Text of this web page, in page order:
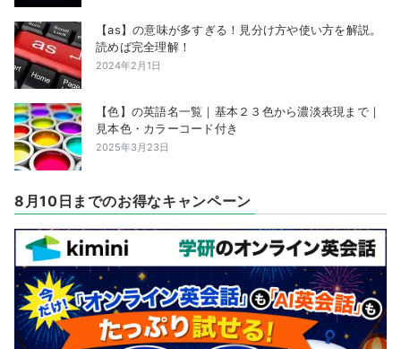
【as】の意味が多すぎる！見分け方や使い方を解説。
読めば完全理解！
2024年2月1日
【色】の英語名一覧｜基本２３色から濃淡表現まで｜
見本色・カラーコード付き
2025年3月23日
8月10日までのお得なキャンペーン